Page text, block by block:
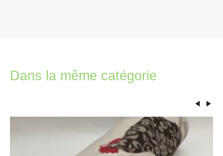
Dans la même catégorie